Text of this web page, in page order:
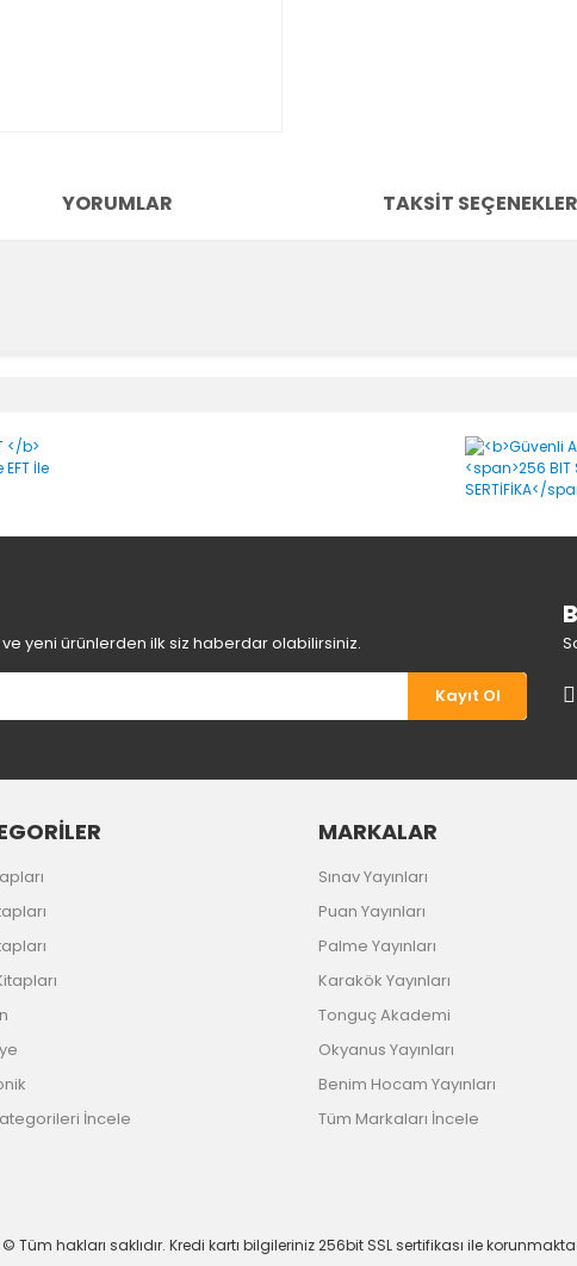
YORUMLAR TAKSIT
yeni ürünlerden ilk siz haberdar olabilirsiniz.
Kayıt Ol
İncele
MARKALAR
Sınav Yayınları
Puan Yayınları
Palme Yayınları
Karakök Yayınları
Tonguç Akademi
Okyanus Yayınları
Benim Hocam Yayınları
Tüm Markaları İncele
© Tüm hakları saklıdır. Kredi kartı bilgileriniz 256bit SSL sertifikası ile